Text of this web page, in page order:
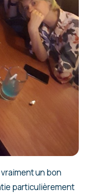
un bon
particulièrement